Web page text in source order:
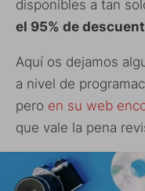
disponibles a tan
el 95% de
Aquí os dejamos
a nivel de
pero en su web
que vale la pena